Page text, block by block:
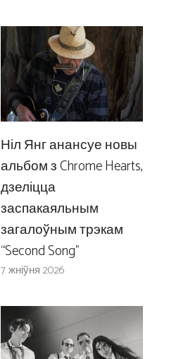
Ніл Янг анансуе новы
альбом з Chrome Hearts,
дзеліцца
заспакаяльным
загалоўным трэкам
“Second Song”
7 жніўня 2026